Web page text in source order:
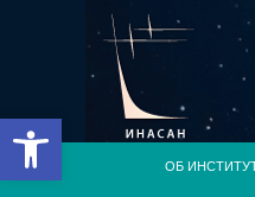
Открыть панель инструментов
ОБ